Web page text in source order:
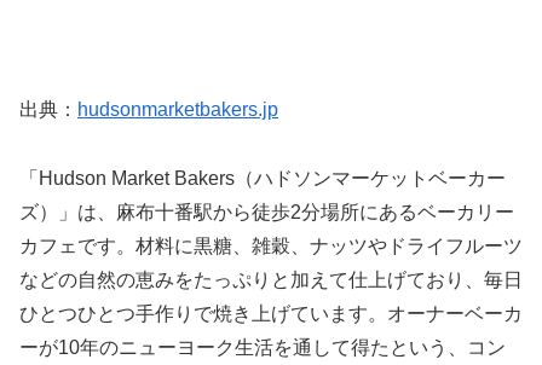
出典： hudsonmarketbakers.jp
「Hudson Market Bakers（ハドソンマーケットベーカー
ズ）」は、麻布十番駅から徒歩2分場所にあるベーカリー
カフェです。材料に黒糖、雑穀、ナッツやドライフルーツ
などの自然の恵みをたっぷりと加えて仕上げており、毎日
ひとつひとつ手作りで焼き上げています。オーナーベーカ
ーが10年のニューヨーク生活を通して得たという、コン